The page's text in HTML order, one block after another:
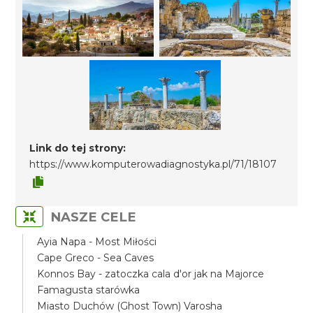
Link do tej strony:
https://www.komputerowadiagnostyka.pl/71/18107
NASZE CELE
Ayia Napa - Most Miłości
Cape Greco - Sea Caves
Konnos Bay - zatoczka cala d'or jak na Majorce
Famagusta starówka
Miasto Duchów (Ghost Town) Varosha